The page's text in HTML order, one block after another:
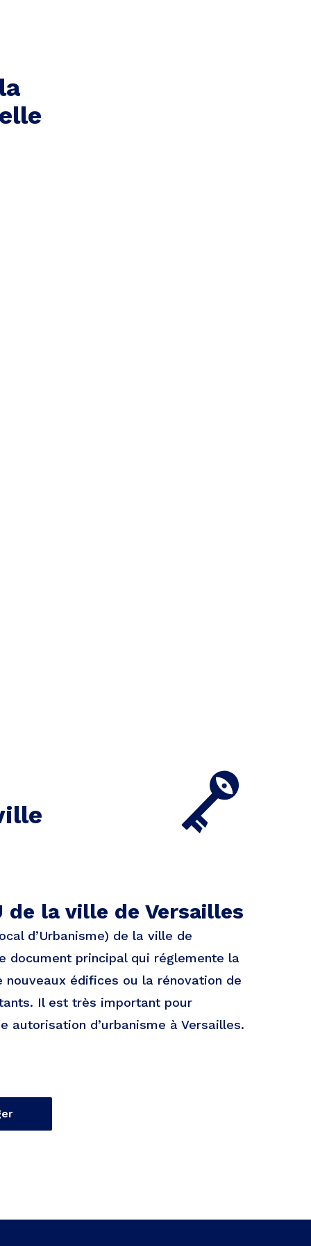
de la ville de Versailles
d’Urbanisme) de la ville de
document principal qui réglemente la
nouveaux édifices ou la rénovation de
Il est très important pour
autorisation d’urbanisme à Versailles.